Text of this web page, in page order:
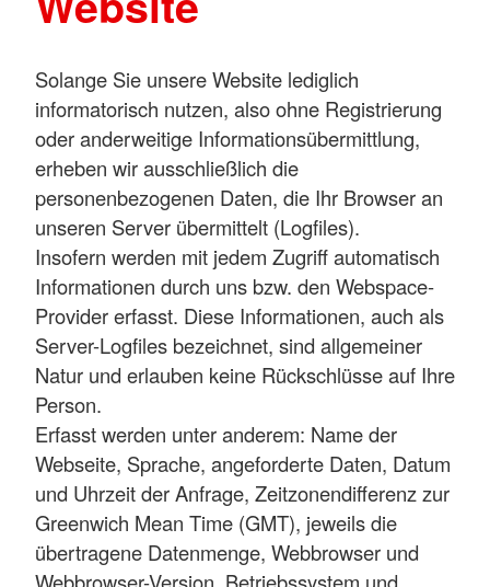
Solange Sie unsere Website lediglich
informatorisch nutzen, also ohne Registrierung
oder anderweitige Informationsübermittlung,
erheben wir ausschließlich die
personenbezogenen Daten, die Ihr Browser an
unseren Server übermittelt (Logfiles).
Insofern werden mit jedem Zugriff automatisch
Informationen durch uns bzw. den Webspace-
Provider erfasst. Diese Informationen, auch als
Server-Logfiles bezeichnet, sind allgemeiner
Natur und erlauben keine Rückschlüsse auf Ihre
Person.
Erfasst werden unter anderem: Name der
Webseite, Sprache, angeforderte Daten, Datum
und Uhrzeit der Anfrage, Zeitzonendifferenz zur
Greenwich Mean Time (GMT), jeweils die
übertragene Datenmenge, Webbrowser und